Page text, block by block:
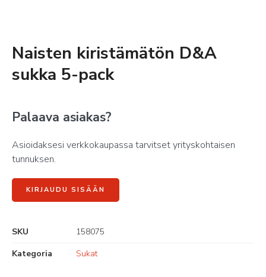
Naisten kiristämätön D&A
sukka 5-pack
Palaava asiakas?
Asioidaksesi verkkokaupassa tarvitset yrityskohtaisen
tunnuksen.
KIRJAUDU SISÄÄN
SKU
158075
Kategoria
Sukat